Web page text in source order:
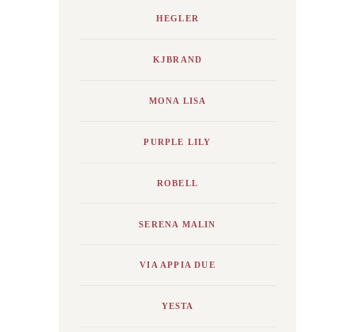
HEGLER
KJBRAND
MONA LISA
PURPLE LILY
ROBELL
SERENA MALIN
VIA APPIA DUE
YESTA